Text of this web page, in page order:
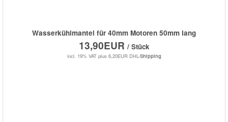
Wasserkühlmantel für 40mm Motoren 50mm lang
13,90EUR / Stück
incl. 19% VAT plus 6,20EUR DHL-Shipping